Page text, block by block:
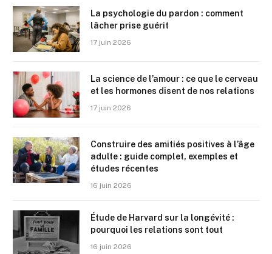
La psychologie du pardon : comment
lâcher prise guérit
17 juin 2026
La science de l’amour : ce que le cerveau
et les hormones disent de nos relations
17 juin 2026
Construire des amitiés positives à l’âge
adulte : guide complet, exemples et
études récentes
16 juin 2026
Étude de Harvard sur la longévité :
pourquoi les relations sont tout
16 juin 2026